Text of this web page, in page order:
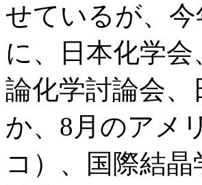
せているが、
に、日本化学
論化学討論会
か、8月のアメ
コ）、国際結